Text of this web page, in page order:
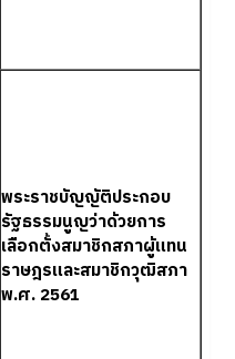
พระราชบัญญัติประกอบ
รัฐธรรมนูญว่าด้วยการ
เลือกตั้งสมาชิกสภาผู้แทน
ราษฎรและสมาชิกวุฒิสภา
พ.ศ. 2561